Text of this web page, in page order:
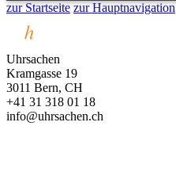
zur Startseite zur Hauptnavigation
Uhrsachen
Kramgasse 19
3011 Bern, CH
+41 31 318 01 18
info@uhrsachen.ch